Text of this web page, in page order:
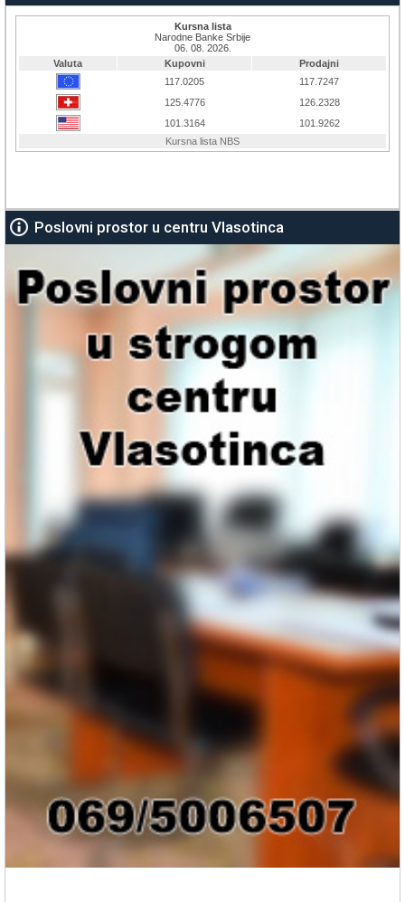
Poslovni prostor u centru Vlasotinca